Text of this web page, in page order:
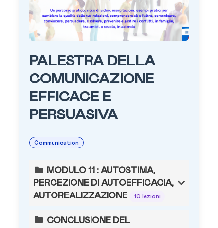
PALESTRA DELLA
COMUNICAZIONE
EFFICACE E
PERSUASIVA
Communication
MODULO 11 : AUTOSTIMA,
PERCEZIONE DI AUTOEFFICACIA,
AUTOREALIZZAZIONE
10 lezioni
CONCLUSIONE DEL